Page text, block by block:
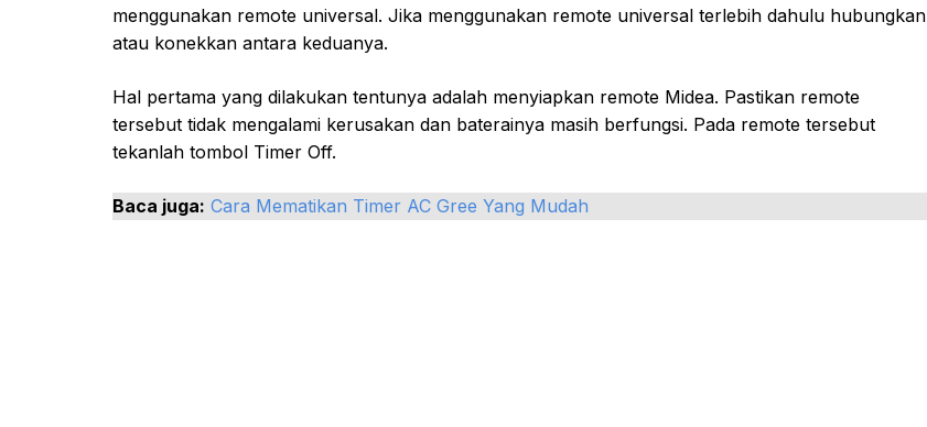
menggunakan remote universal. Jika menggunakan remote universal terlebih dahulu hubungkan
atau konekkan antara keduanya.
Hal pertama yang dilakukan tentunya adalah menyiapkan remote Midea. Pastikan remote
tersebut tidak mengalami kerusakan dan baterainya masih berfungsi. Pada remote tersebut
tekanlah tombol Timer Off.
Baca juga: Cara Mematikan Timer AC Gree Yang Mudah